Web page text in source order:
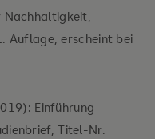
Auflage, erscheint bei
Einführung
Titel-Nr.